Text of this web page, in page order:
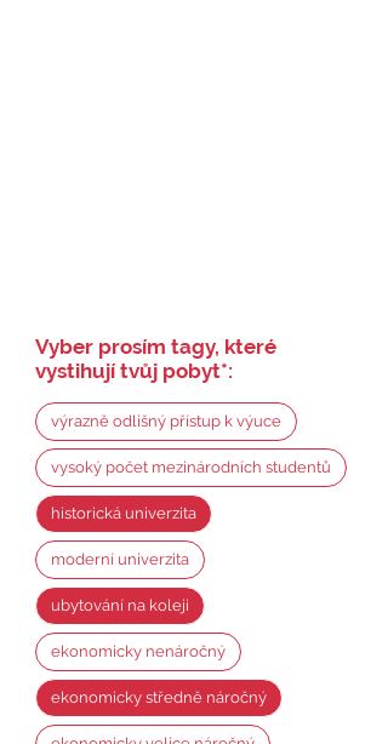
Vyber prosím tagy, které
vystihují tvůj pobyt*:
výrazně odlišný přístup k výuce
vysoký počet mezinárodních studentů
historická univerzita
moderní univerzita
ubytování na koleji
ekonomicky nenáročný
ekonomicky středně náročný